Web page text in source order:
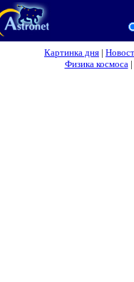
Картинка дня |
Физика космоса|